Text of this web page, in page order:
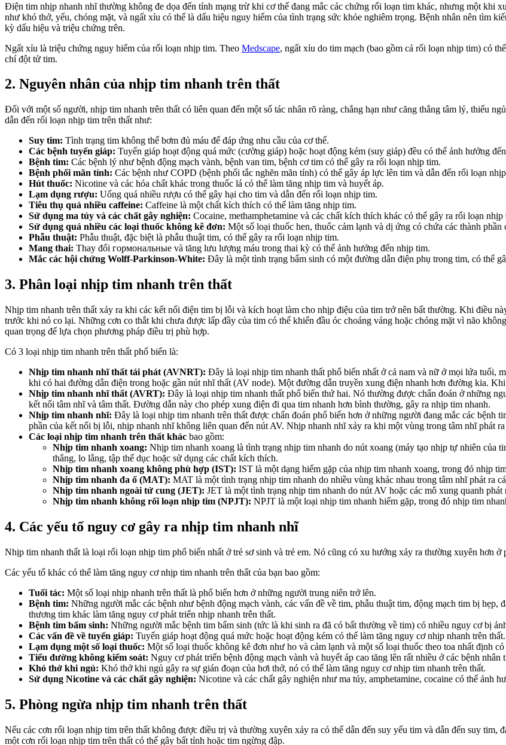
Điện tim nhịp nhanh nhĩ thường không đe dọa đến tính mạng trừ khi cơ thể đang mắc các chứng rối loạn tim khác, nhưng một khi
như khó thở, yếu, chóng mặt, và ngất xỉu có thể là dấu hiệu nguy hiểm của tình trạng sức khỏe nghiêm trọng. Bệnh nhân nên tìm
kỳ dấu hiệu và triệu chứng trên.
Ngất xỉu là triệu chứng nguy hiểm của rối loạn nhịp tim. Theo Medscape, ngất xỉu do tim mạch (bao gồm cả rối loạn nhịp tim) có
chí đột tử tim.
2. Nguyên nhân của nhịp tim nhanh trên thất
Đối với một số người, nhịp tim nhanh trên thất có liên quan đến một số tác nhân rõ ràng, chẳng hạn như căng thẳng tâm lý, thiếu
dẫn đến rối loạn nhịp tim trên thất như:
Suy tim: Tình trạng tim không thể bơm đủ máu để đáp ứng nhu cầu của cơ thể.
Các bệnh tuyến giáp: Tuyến giáp hoạt động quá mức (cường giáp) hoặc hoạt động kém (suy giáp) đều có thể ảnh hưởng
Bệnh tim: Các bệnh lý như bệnh động mạch vành, bệnh van tim, bệnh cơ tim có thể gây ra rối loạn nhịp tim.
Bệnh phổi mãn tính: Các bệnh như COPD (bệnh phổi tắc nghẽn mãn tính) có thể gây áp lực lên tim và dẫn đến rối loạn
Hút thuốc: Nicotine và các hóa chất khác trong thuốc lá có thể làm tăng nhịp tim và huyết áp.
Lạm dụng rượu: Uống quá nhiều rượu có thể gây hại cho tim và dẫn đến rối loạn nhịp tim.
Tiêu thụ quá nhiều caffeine: Caffeine là một chất kích thích có thể làm tăng nhịp tim.
Sử dụng ma túy và các chất gây nghiện: Cocaine, methamphetamine và các chất kích thích khác có thể gây ra rối loạn
Sử dụng quá nhiều các loại thuốc không kê đơn: Một số loại thuốc hen, thuốc cảm lạnh và dị ứng có chứa các thành phần
Phẫu thuật: Phẫu thuật, đặc biệt là phẫu thuật tim, có thể gây ra rối loạn nhịp tim.
Mang thai: Thay đổi гормональные và tăng lưu lượng máu trong thai kỳ có thể ảnh hưởng đến nhịp tim.
Mắc các hội chứng Wolff-Parkinson-White: Đây là một tình trạng bẩm sinh có một đường dẫn điện phụ trong tim, có thể
3. Phân loại nhịp tim nhanh trên thất
Nhịp tim nhanh trên thất xảy ra khi các kết nối điện tim bị lỗi và kích hoạt làm cho nhịp điệu của tim trở nên bất thường. Khi điều
trước khi nó co lại. Những cơn co thắt khi chưa được lấp đầy của tim có thể khiến đầu óc choáng váng hoặc chóng mặt vì não
quan trọng để lựa chọn phương pháp điều trị phù hợp.
Có 3 loại nhịp tim nhanh trên thất phổ biến là:
Nhịp tim nhanh nhĩ thất tái phát (AVNRT): Đây là loại nhịp tim nhanh thất phổ biến nhất ở cả nam và nữ ở mọi lứa tuổi,
khi có hai đường dẫn điện trong hoặc gần nút nhĩ thất (AV node). Một đường dẫn truyền xung điện nhanh hơn đường kia.
Nhịp tim nhanh nhĩ thất (AVRT): Đây là loại nhịp tim nhanh thất phổ biến thứ hai. Nó thường được chẩn đoán ở những
kết nối tâm nhĩ và tâm thất. Đường dẫn này cho phép xung điện đi qua tim nhanh hơn bình thường, gây ra nhịp tim nhanh.
Nhịp tim nhanh nhĩ: Đây là loại nhịp tim nhanh trên thất được chẩn đoán phổ biến hơn ở những người đang mắc các
phần của kết nối bị lỗi, nhịp nhanh nhĩ không liên quan đến nút AV. Nhịp nhanh nhĩ xảy ra khi một vùng trong tâm nhĩ phát
Các loại nhịp tim nhanh trên thất khác bao gồm:
Nhịp tim nhanh xoang: Nhịp tim nhanh xoang là tình trạng nhịp tim nhanh do nút xoang (máy tạo nhịp tự nhiên của
thẳng, lo lắng, tập thể dục hoặc sử dụng các chất kích thích.
Nhịp tim nhanh xoang không phù hợp (IST): IST là một dạng hiếm gặp của nhịp tim nhanh xoang, trong đó nhịp
Nhịp tim nhanh đa ổ (MAT): MAT là một tình trạng nhịp tim nhanh do nhiều vùng khác nhau trong tâm nhĩ phát ra
Nhịp tim nhanh ngoài tử cung (JET): JET là một tình trạng nhịp tim nhanh do nút AV hoặc các mô xung quanh
Nhịp tim nhanh không rối loạn nhịp tim (NPJT): NPJT là một loại nhịp tim nhanh hiếm gặp, trong đó nhịp tim
4. Các yếu tố nguy cơ gây ra nhịp tim nhanh nhĩ
Nhịp tim nhanh thất là loại rối loạn nhịp tim phổ biến nhất ở trẻ sơ sinh và trẻ em. Nó cũng có xu hướng xảy ra thường xuyên hơn
Các yếu tố khác có thể làm tăng nguy cơ nhịp tim nhanh trên thất của bạn bao gồm:
Tuổi tác: Một số loại nhịp nhanh trên thất là phổ biến hơn ở những người trung niên trở lên.
Bệnh tim: Những người mắc các bệnh như bệnh động mạch vành, các vấn đề về tim, phẫu thuật tim, động mạch tim bị
thương tim khác làm tăng nguy cơ phát triển nhịp nhanh trên thất.
Bệnh tim bẩm sinh: Những người mắc bệnh tim bẩm sinh (tức là khi sinh ra đã có bất thường về tim) có nhiều nguy cơ bị
Các vấn đề về tuyến giáp: Tuyến giáp hoạt động quá mức hoặc hoạt động kém có thể làm tăng nguy cơ nhịp nhanh trên thất.
Lạm dụng một số loại thuốc: Một số loại thuốc không kê đơn như ho và cảm lạnh và một số loại thuốc theo toa nhất định
Tiểu đường không kiểm soát: Nguy cơ phát triển bệnh động mạch vành và huyết áp cao tăng lên rất nhiều ở các bệnh
Khó thở khi ngủ: Khó thở khi ngủ gây ra sự gián đoạn của hơi thở, nó có thể làm tăng nguy cơ nhịp tim nhanh trên thất.
Sử dụng Nicotine và các chất gây nghiện: Nicotine và các chất gây nghiện như ma túy, amphetamine, cocaine có thể ảnh
5. Phòng ngừa nhịp tim nhanh trên thất
Nếu các cơn rối loạn nhịp tim trên thất không được điều trị và thường xuyên xảy ra có thể dẫn đến suy yếu tim và dẫn đến suy tim,
một cơn rối loạn nhịp tim trên thất có thể gây bất tỉnh hoặc tim ngừng đập.